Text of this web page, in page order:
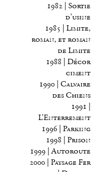
1982 | Sortie
d’usine
1985 | Limite,
roman, et roman
de Limite
1988 | Décor
ciment
1990 | Calvaire
des Chiens
1991 |
L’Enterrement
1996 | Parking
1998 | Prison
1999 | Autoroute
2000 | Paysage Fer